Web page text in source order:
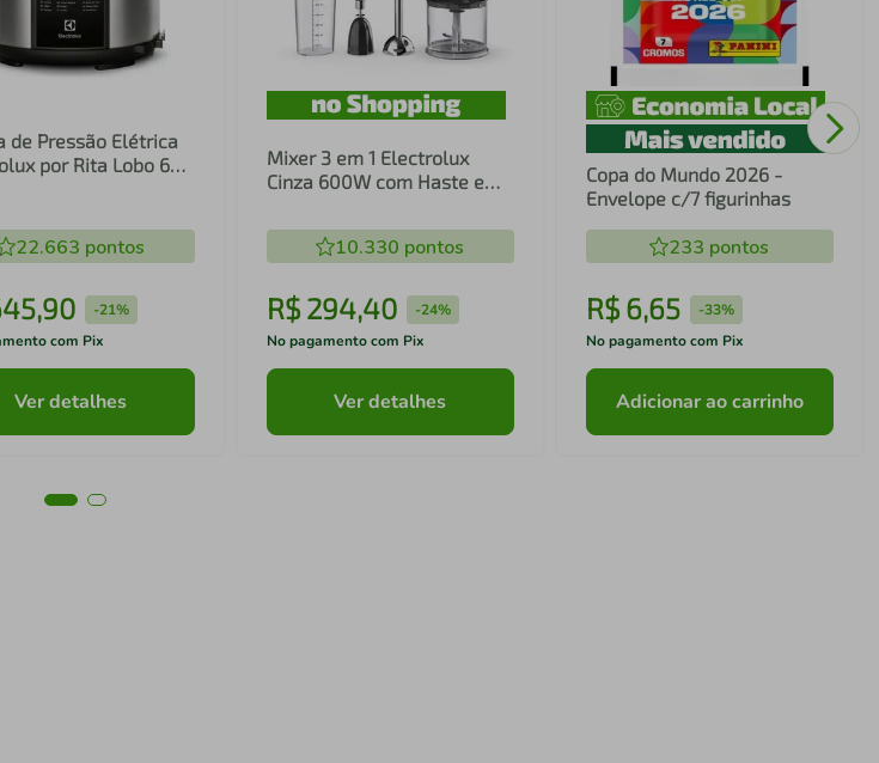
de Pressão Elétrica
por Rita Lobo 6L
22.663 pontos
,90 -21%
com Pix
Ver detalhes
Mixer 3 em 1 Electrolux
Cinza 600W com Haste em
(EIB20)
10.330 pontos
R$ 294,40 -24%
No pagamento com Pix
Ver detalhes
Copa do Mundo 2026 -
Envelope c/7 figurinhas
233 pontos
R$ 6,65 -33%
No pagamento com Pix
Adicionar ao carrinho